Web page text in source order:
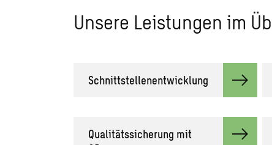
Unsere Leistungen im
Schnittstellenentwicklung
Qualitätssicherung mit